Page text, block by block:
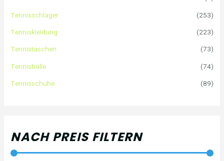
n
a
c
h
Tennisschläger
(253)
Tenniskleidung
(223)
Tennistaschen
(73)
Tennisbälle
(74)
Tennisschuhe
(89)
NACH PREIS FILTERN
e
i
s
e
i
s